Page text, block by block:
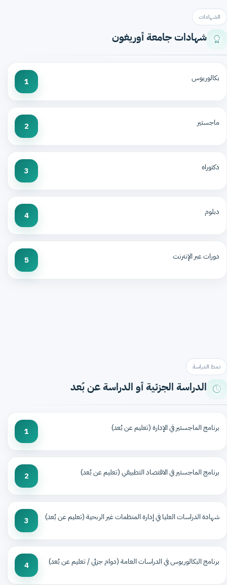
الشهادات
شهادات جامعة أوريغون
بكالوريوس 1
ماجستير 2
دكتوراه 3
دبلوم 4
دورات عبر الإنترنت 5
نمط الدراسة
الدراسة الجزئية أو الدراسة عن بُعد
برنامج الماجستير في الإدارة (تعليم عن بُعد) 1
برنامج الماجستير في الاقتصاد التطبيقي (تعليم عن بُعد) 2
شهادة الدراسات العليا في إدارة المنظمات غير الربحية (تعليم عن بُعد) 3
برنامج البكالوريوس في الدراسات العامة (دوام جزئي / تعليم عن بُعد) 4